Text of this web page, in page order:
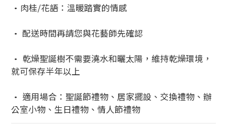
•肉桂/花語：溫暖踏實的情感
• 配送時間再請您與花藝師先確認
• 乾燥聖誕樹不需要澆水和曬太陽，維持乾燥環境，
就可保存半年以上
• 適用場合：聖誕節禮物、居家擺設、交換禮物、辦
公室小物、生日禮物、情人節禮物